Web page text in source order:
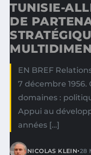
TUNISIE-
DE
EN BREF
7 décembre
domaines :
Appui au
années […]
NICOLAS KLEIN•28